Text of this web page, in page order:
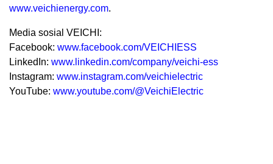
www.veichienergy.com.
Media sosial VEICHI:
Facebook: www.facebook.com/VEICHIESS
LinkedIn: www.linkedin.com/company/veichi-ess
Instagram: www.instagram.com/veichielectric
YouTube: www.youtube.com/@VeichiElectric